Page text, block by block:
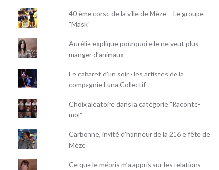
40 ème corso de la ville de Mèze – Le groupe
"Mask"
Aurélie explique pourquoi elle ne veut plus
manger d’animaux
Le cabaret d'un soir - les artistes de la
compagnie Luna Collectif
Choix aléatoire dans la catégorie "Raconte-
moi"
Carbonne, invité d'honneur de la 216 e fête de
Mèze
Ce que le mépris m’a appris sur les relations